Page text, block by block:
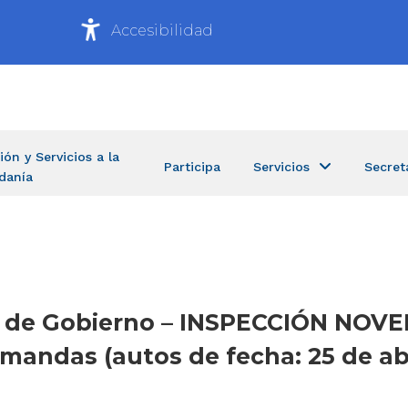
Accesibilidad
y Servicios a la
Participa Servicios
Gobierno – INSPECCIÓN
(autos de fecha: 25 de